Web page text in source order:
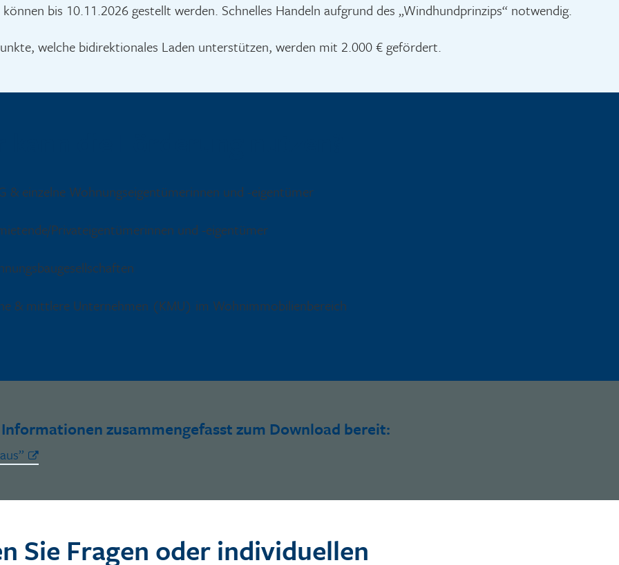
bis 10.11.2026 gestellt werden. Schnelles Handeln aufgrund des „Windhundprinzips“ notwendig.
welche bidirektionales Laden unterstützen, werden mit 2.000 € gefördert.
& einzelne Wohnungseigentümerinnen und -eigentümer
Privateigentümerinnen und -eigentümer
& mittlere Unternehmen (KMU) im Wohnimmobilienbereich
zusammengefasst zum Download bereit:
Sie Fragen oder individuellen